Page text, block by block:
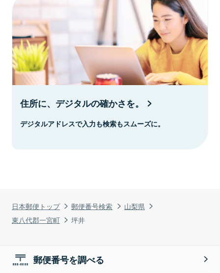
日本郵便トップ 郵便番号検索
山梨県
東八代郡一宮町
坪井
住所に、デジタルの確かさを。
デジタルアドレスで入力も検索もスムーズに。
郵便番号を調べる